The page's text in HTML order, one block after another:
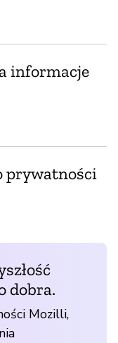
informacje
prywatności
dobra.
Mozilli,